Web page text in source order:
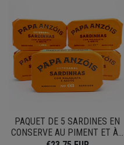
PAQUET DE 5 SARDINES EN
CONSERVE AU PIMENT ET À...